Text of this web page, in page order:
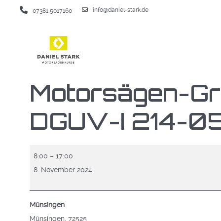
07381 5017160 info@daniel-stark.de
Motorsägen-
DGUV-I 214-
Motorsägen-
Grundlehrgang
A
DGUV-
8:00 – 17:00
8. November 2024
Münsingen
Münsingen 72525